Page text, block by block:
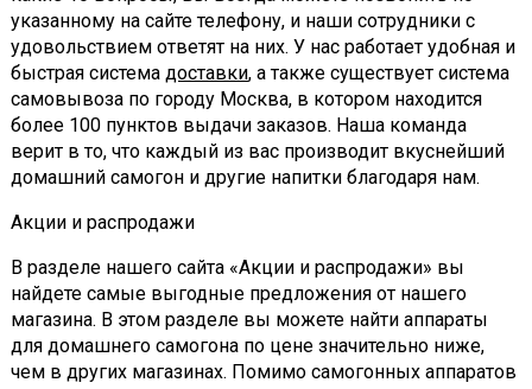
указанному на сайте телефону, и наши сотрудники с
удовольствием ответят на них. У нас работает удобная и
быстрая система доставки, а также существует система
самовывоза по городу Москва, в котором находится
более 100 пунктов выдачи заказов. Наша команда
верит в то, что каждый из вас производит вкуснейший
домашний самогон и другие напитки благодаря нам.
Акции и распродажи
В разделе нашего сайта «Акции и распродажи» вы
найдете самые выгодные предложения от нашего
магазина. В этом разделе вы можете найти аппараты
для домашнего самогона по цене значительно ниже,
чем в других магазинах. Помимо самогонных аппаратов